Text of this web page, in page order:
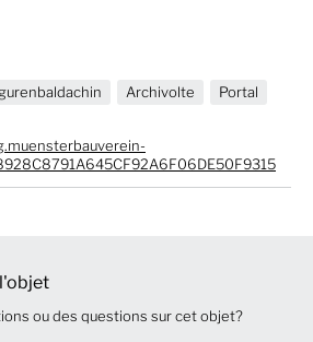
Archivolte
Portal
ou des questions sur cet objet?